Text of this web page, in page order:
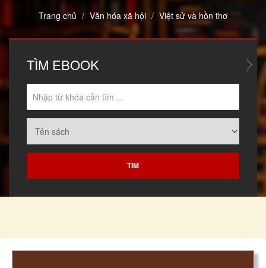
Trang chủ Văn hóa xã hội Việt sử và hồn thơ
TÌM EBOOK